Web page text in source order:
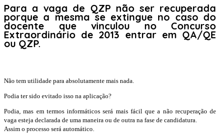
Para a vaga de QZP não ser recuperada
porque a mesma se extingue no caso do
docente que vinculou no Concurso
Extraordinário de 2013 entrar em QA/QE
ou QZP.
Não tem utilidade para absolutamente mais nada.
Podia ter sido evitado isso na aplicação?
Podia, mas em termos informáticos será mais fácil que a não recuperação de
vaga esteja declarada de uma maneira ou de outra na fase de candidatura.
Assim o processo será automático.